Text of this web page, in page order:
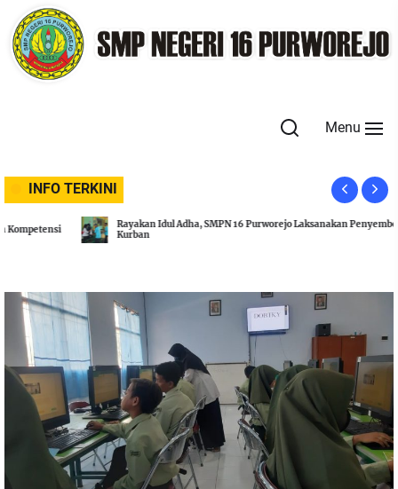
the
content
Menu
INFO TERKINI
Rayakan Idul Adha, SMPN 16 Purworejo Laksanakan Penyembelihan Hewan
Kurban